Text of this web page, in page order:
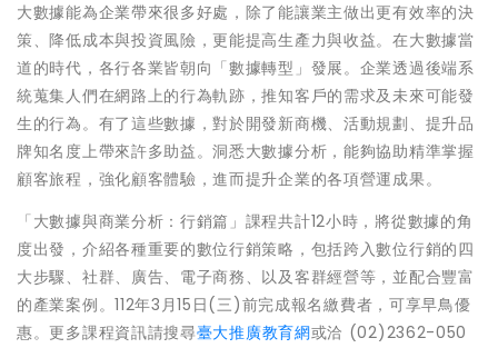
大數據能為企業帶來很多好處，除了能讓業主做出更有效率的決
策、降低成本與投資風險，更能提高生產力與收益。在大數據當
道的時代，各行各業皆朝向「數據轉型」發展。企業透過後端系
統蒐集人們在網路上的行為軌跡，推知客戶的需求及未來可能發
生的行為。有了這些數據，對於開發新商機、活動規劃、提升品
牌知名度上帶來許多助益。洞悉大數據分析，能夠協助精準掌握
顧客旅程，強化顧客體驗，進而提升企業的各項營運成果。
「大數據與商業分析：行銷篇」課程共計12小時，將從數據的角
度出發，介紹各種重要的數位行銷策略，包括跨入數位行銷的四
大步驟、社群、廣告、電子商務、以及客群經營等，並配合豐富
的產業案例。112年3月15日(三)前完成報名繳費者，可享早鳥優
惠。更多課程資訊請搜尋臺大推廣教育網或洽 (02)2362-050